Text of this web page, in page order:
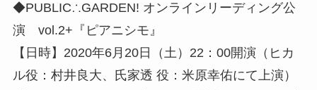
◆PUBLIC∴GARDEN! オンラインリーディング公
演 vol.2+『ピアニシモ』
【日時】2020年6月20日（土）22：00開演（ヒカ
ル役：村井良大、氏家透 役：米原幸佑にて上演）